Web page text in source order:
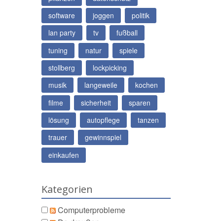
software
joggen
politik
lan party
tv
fußball
tuning
natur
spiele
stollberg
lockpicking
musik
langeweile
kochen
filme
sicherheit
sparen
lösung
autopflege
tanzen
trauer
gewinnspiel
einkaufen
Kategorien
Computerprobleme